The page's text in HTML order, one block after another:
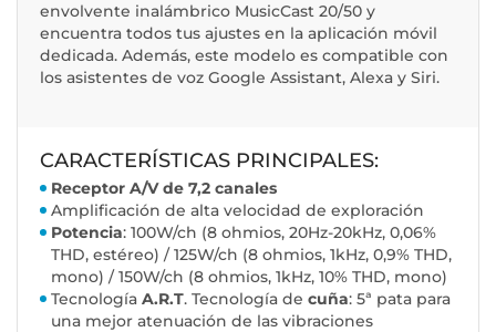
envolvente inalámbrico MusicCast 20/50 y
encuentra todos tus ajustes en la aplicación móvil
dedicada. Además, este modelo es compatible con
los asistentes de voz Google Assistant, Alexa y Siri.
CARACTERÍSTICAS PRINCIPALES:
Receptor A/V de 7,2 canales
Amplificación de alta velocidad de exploración
Potencia: 100W/ch (8 ohmios, 20Hz-20kHz, 0,06%
THD, estéreo) / 125W/ch (8 ohmios, 1kHz, 0,9% THD,
mono) / 150W/ch (8 ohmios, 1kHz, 10% THD, mono)
Tecnología A.R.T. Tecnología de cuña: 5ª pata para
una mejor atenuación de las vibraciones